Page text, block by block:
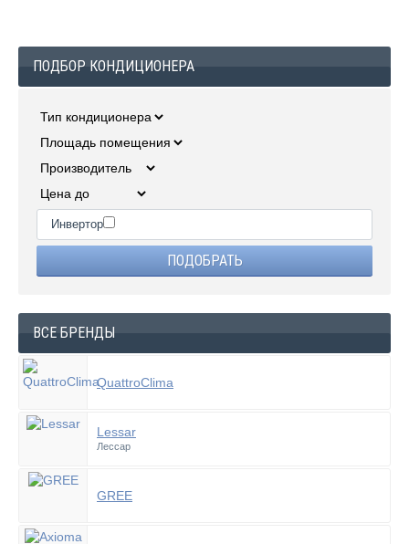
ПОДБОР КОНДИЦИОНЕРА
Инвертор
ВСЕ БРЕНДЫ
QuattroClima
Lessar
Лессар
GREE